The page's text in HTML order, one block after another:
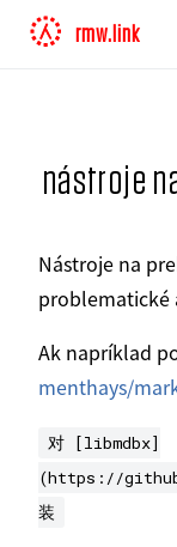
rmw.link
nástroje
Nástroje na
problematické
Ak napríklad
menthays/
对 [libmdbx]
(https://
装